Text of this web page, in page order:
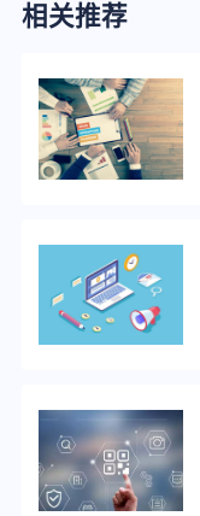
相关推荐